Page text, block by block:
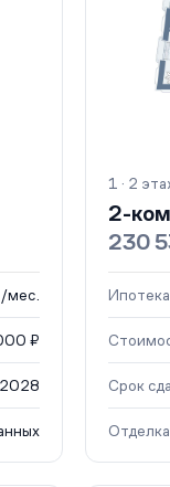
мес.
₽
2028
1 · 2
2-
230
Ипотека
Срок
Отделка